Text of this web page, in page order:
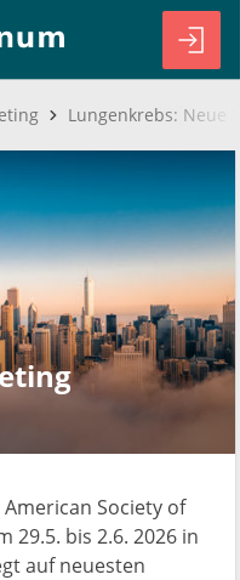
Society of
29.5. bis 2.6. 2026 in
auf neuesten